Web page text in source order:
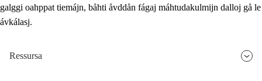
galggi oahppat tiemájn, båhti åvddån fágaj máhtudakulmijn dalloj gå le
ávkálasj.
Ressursa